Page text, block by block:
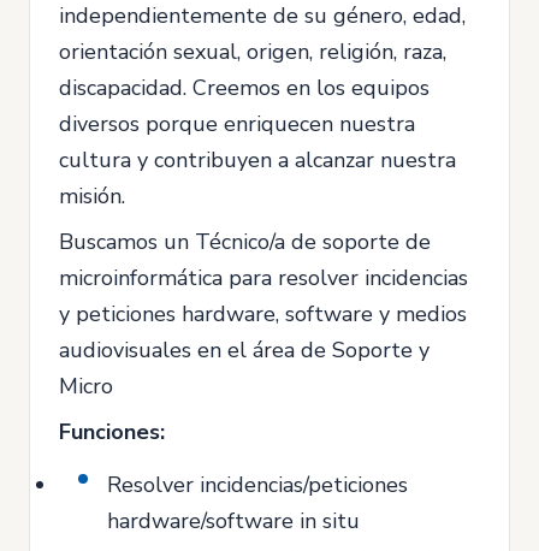
independientemente de su género, edad,
orientación sexual, origen, religión, raza,
discapacidad. Creemos en los equipos
diversos porque enriquecen nuestra
cultura y contribuyen a alcanzar nuestra
misión.
Buscamos un Técnico/a de soporte de
microinformática para resolver incidencias
y peticiones hardware, software y medios
audiovisuales en el área de Soporte y
Micro
Funciones:
Resolver incidencias/peticiones
hardware/software in situ